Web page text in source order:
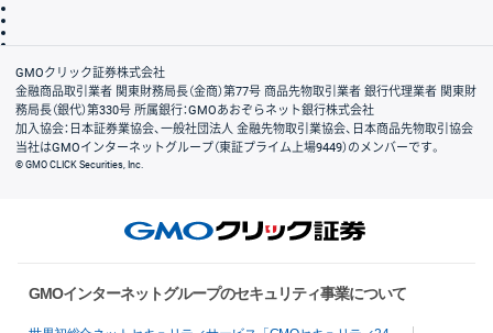
会社案内
GMOクリック証券株式会社
金融商品取引業者 関東財務局長（金商）第77号 商品先物取引業者 銀行代理業者 関東財
務局長（銀代）第330号 所属銀行：GMOあおぞらネット銀行株式会社
加入協会：日本証券業協会、一般社団法人 金融先物取引業協会、日本商品先物取引協会
当社はGMOインターネットグループ（東証プライム上場9449）のメンバーです。
© GMO CLICK Securities, Inc.
GMOインターネットグループのセキュリティ事業について